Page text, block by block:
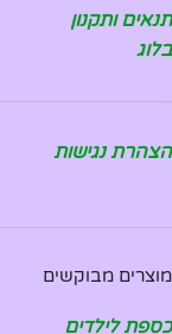
תנאים ותקנון
בלוג
הצהרת נגישות
מוצרים מבוקשים
כספת לילדים